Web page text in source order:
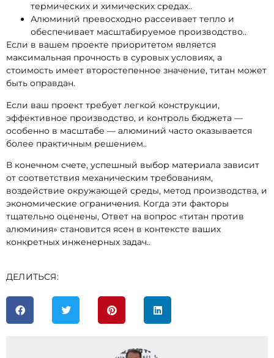
термических и химических средах..
Алюминий превосходно рассеивает тепло и
обеспечивает масштабируемое производство..
Если в вашем проекте приоритетом является
максимальная прочность в суровых условиях, а
стоимость имеет второстепенное значение, титан может
быть оправдан.
Если ваш проект требует легкой конструкции,
эффективное производство, и контроль бюджета —
особенно в масштабе — алюминий часто оказывается
более практичным решением..
В конечном счете, успешный выбор материала зависит
от соответствия механическим требованиям,
воздействие окружающей среды, метод производства, и
экономические ограничения. Когда эти факторы
тщательно оценены, Ответ на вопрос «титан против
алюминия» становится ясен в контексте ваших
конкретных инженерных задач..
ДЕЛИТЬСЯ: